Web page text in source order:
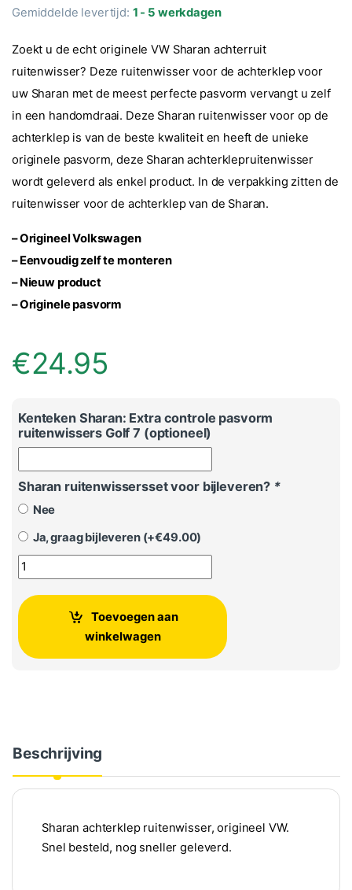
Gemiddelde levertijd: 1 - 5 werkdagen
Zoekt u de echt originele VW Sharan achterruit
ruitenwisser? Deze ruitenwisser voor de achterklep voor
uw Sharan met de meest perfecte pasvorm vervangt u zelf
in een handomdraai. Deze Sharan ruitenwisser voor op de
achterklep is van de beste kwaliteit en heeft de unieke
originele pasvorm, deze Sharan achterklepruitenwisser
wordt geleverd als enkel product. In de verpakking zitten de
ruitenwisser voor de achterklep van de Sharan.
– Origineel Volkswagen
– Eenvoudig zelf te monteren
– Nieuw product
– Originele pasvorm
€24.95
Kenteken Sharan: Extra controle pasvorm
ruitenwissers Golf 7 (optioneel)
Sharan ruitenwissersset voor bijleveren? *
Nee
Ja, graag bijleveren (+€49.00)
Originele VW Sharan achterklep ruitenwisser aantal
Toevoegen aan
winkelwagen
Beschrijving
Sharan achterklep ruitenwisser, origineel VW.
Snel besteld, nog sneller geleverd.